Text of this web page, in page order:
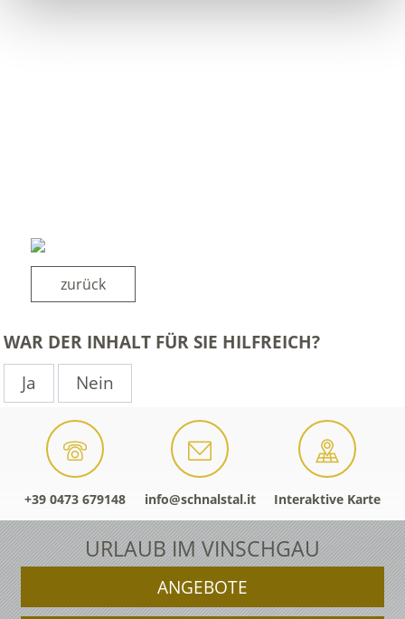
zurück
WAR DER INHALT FÜR SIE HILFREICH?
Ja
Nein
+39 0473 679148 info@schnalstal.it Interaktive Karte
URLAUB IM VINSCHGAU
ANGEBOTE